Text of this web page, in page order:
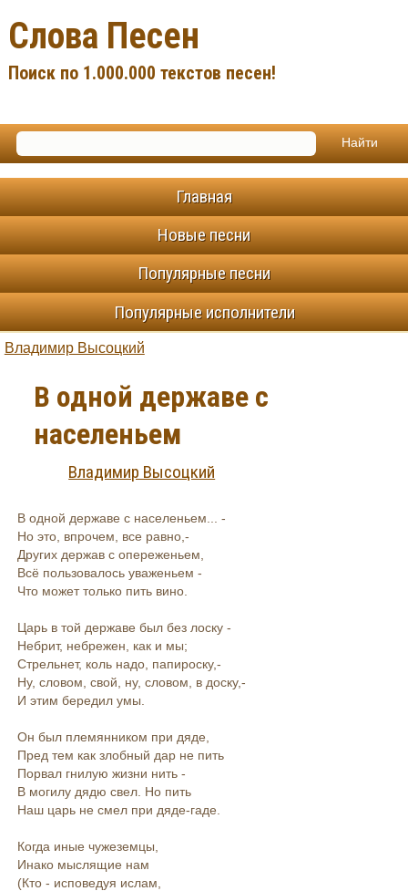
Слова Песен
Поиск по 1.000.000 текстов песен!
Главная
Новые песни
Популярные песни
Популярные исполнители
Владимир Высоцкий
В одной державе с
населеньем
Владимир Высоцкий
В одной державе с населеньем... -
Но это, впрочем, все равно,-
Других держав с опереженьем,
Всё пользовалось уваженьем -
Что может только пить вино.
Царь в той державе был без лоску -
Небрит, небрежен, как и мы;
Стрельнет, коль надо, папироску,-
Ну, словом, свой, ну, словом, в доску,-
И этим бередил умы.
Он был племянником при дяде,
Пред тем как злобный дар не пить
Порвал гнилую жизни нить -
В могилу дядю свел. Но пить
Наш царь не смел при дяде-гаде.
Когда иные чужеземцы,
Инако мыслящие нам
(Кто - исповедуя ислам,